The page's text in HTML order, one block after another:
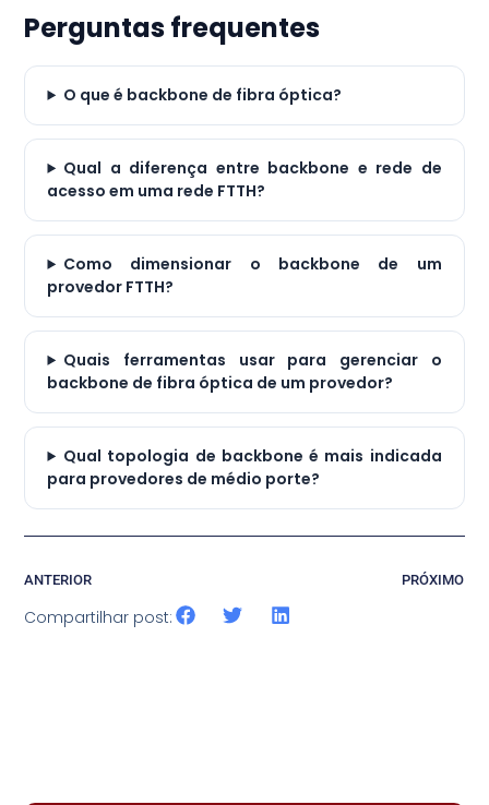
Perguntas frequentes
O que é backbone de fibra óptica?
Qual a diferença entre backbone e rede de
acesso em uma rede FTTH?
Como dimensionar o backbone de um
provedor FTTH?
Quais ferramentas usar para gerenciar o
backbone de fibra óptica de um provedor?
Qual topologia de backbone é mais indicada
para provedores de médio porte?
ANTERIOR PRÓXIMO
Compartilhar post: